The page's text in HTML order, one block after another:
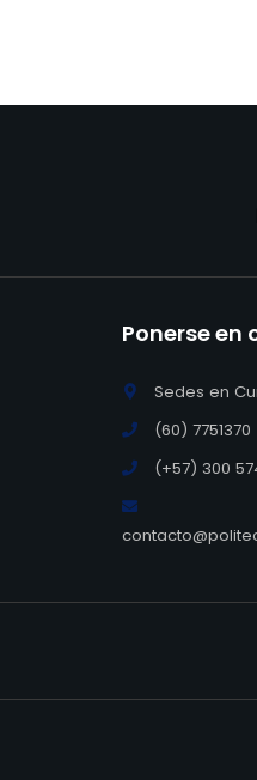
Ponerse
Sedes en
(60) 7751370
(+57) 300